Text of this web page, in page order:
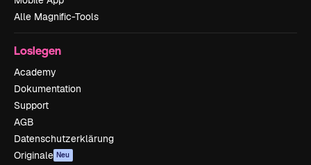
Alle Magnific-Tools
Loslegen
Academy
Dokumentation
Support
AGB
Datenschutzerklärung
Originale Neu